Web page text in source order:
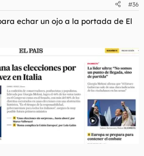
#36
echar un ojo a la portada de El